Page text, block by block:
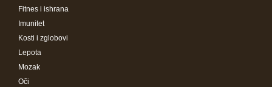
Fitnes i ishrana
Imunitet
Kosti i zglobovi
Lepota
Mozak
Oči